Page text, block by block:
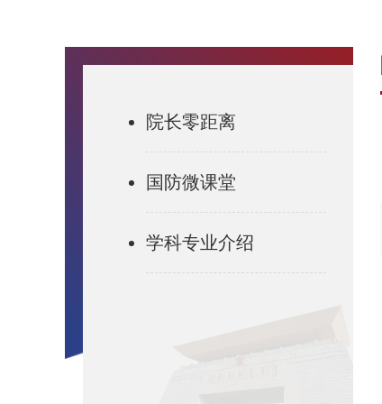
院长零距离
国防微课堂
学科专业介绍